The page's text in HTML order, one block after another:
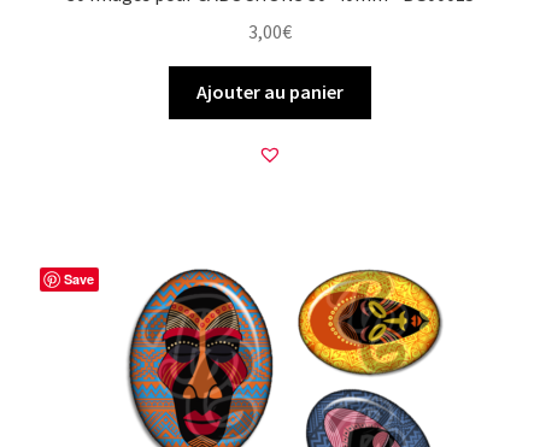
3,00€
Ajouter au panier
Save